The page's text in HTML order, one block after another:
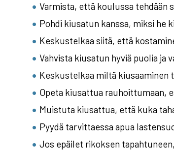
Varmista, että koulussa tehdään
Pohdi kiusatun kanssa, miksi he
Keskustelkaa siitä, että
Vahvista kiusatun hyviä puolia ja
Keskustelkaa miltä kiusaaminen
Opeta kiusattua rauhoittumaan,
Muistuta kiusattua, että kuka
Pyydä tarvittaessa apua
Jos epäilet rikoksen